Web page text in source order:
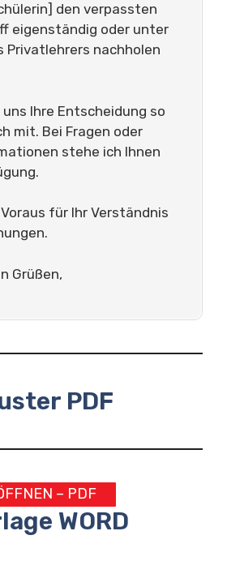
den verpassten
eigenständig oder unter
Privatlehrers nachholen
Ihre Entscheidung so
mit. Bei Fragen oder
stehe ich Ihnen
für Ihr Verständnis
Grüßen,
PDF
– PDF
WORD